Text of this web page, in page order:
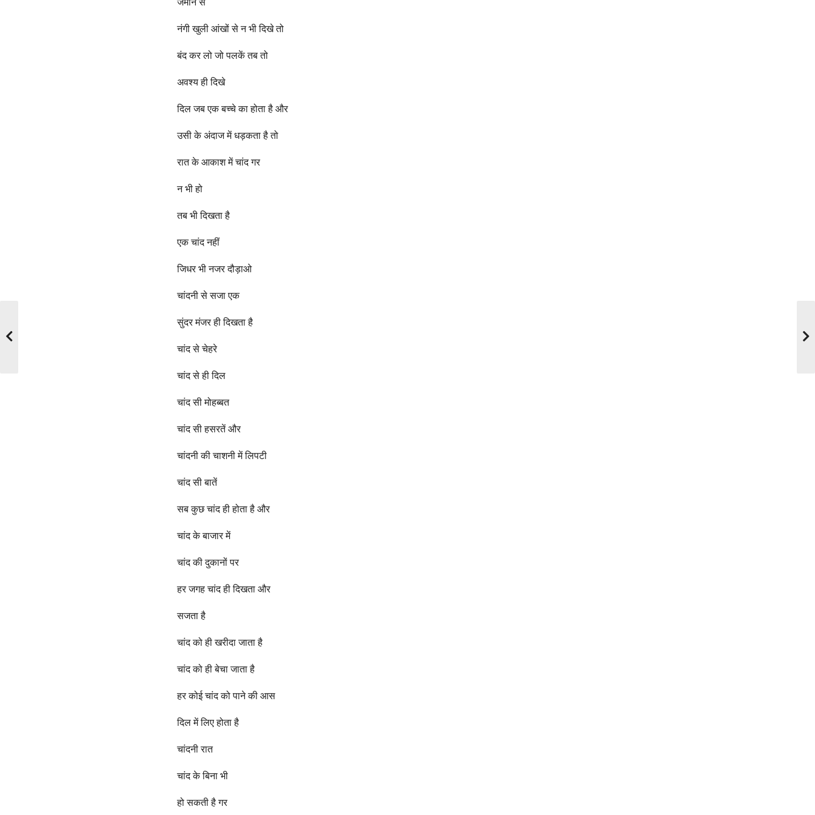
नंगी खुली आंखों से न भी दिखे तो
बंद कर लो जो पलकें तब तो
अवश्य ही दिखे
दिल जब एक बच्चे का होता है और
उसी के अंदाज में धड़कता है तो
रात के आकाश में चांद गर
न भी हो
तब भी दिखता है
एक चांद नहीं
जिधर भी नजर दौड़ाओ
चांदनी से सजा एक
सुंदर मंजर ही दिखता है
चांद से चेहरे
चांद से ही दिल
चांद सी मोहब्बत
चांद सी हसरतें और
चांदनी की चाशनी में लिपटी
चांद सी बातें
सब कुछ चांद ही होता है और
चांद के बाजार में
चांद की दुकानों पर
हर जगह चांद ही दिखता और
सजता है
चांद को ही खरीदा जाता है
चांद को ही बेचा जाता है
हर कोई चांद को पाने की आस
दिल में लिए होता है
चांदनी रात
चांद के बिना भी
हो सकती है गर